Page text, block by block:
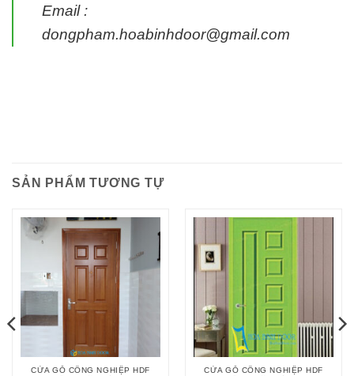
Email :
dongpham.hoabinhdoor@gmail.com
SẢN PHẨM TƯƠNG TỰ
CỬA GỖ CÔNG NGHIỆP HDF CỬA GỖ CÔNG NGHIỆP HDF